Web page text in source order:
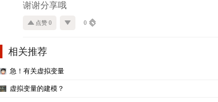
谢谢分享哦
点赞 0 0
相关推荐
急！有关虚拟变量
虚拟变量的建模？